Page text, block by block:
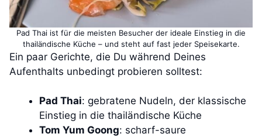
Pad Thai ist für die meisten Besucher der ideale Einstieg in die
thailändische Küche – und steht auf fast jeder Speisekarte.
Ein paar Gerichte, die Du während Deines
Aufenthalts unbedingt probieren solltest:
Pad Thai: gebratene Nudeln, der klassische
Einstieg in die thailändische Küche
Tom Yum Goong: scharf-saure